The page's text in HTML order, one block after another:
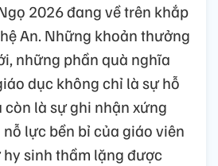
2026 đang về trên khắp
An. Những khoản thưởng
những phần quà nghĩa
dục không chỉ là sự hỗ
là sự ghi nhận xứng
lực bền bỉ của giáo viên
sinh thầm lặng được